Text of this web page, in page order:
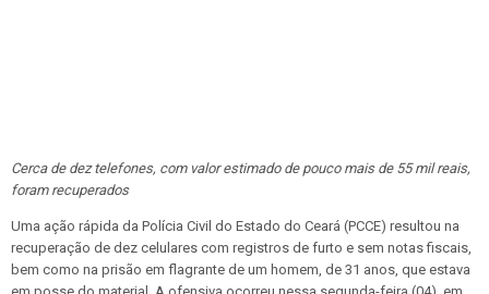
Cerca de dez telefones, com valor estimado de pouco mais de 55 mil reais,
foram recuperados
Uma ação rápida da Polícia Civil do Estado do Ceará (PCCE) resultou na
recuperação de dez celulares com registros de furto e sem notas fiscais,
bem como na prisão em flagrante de um homem, de 31 anos, que estava